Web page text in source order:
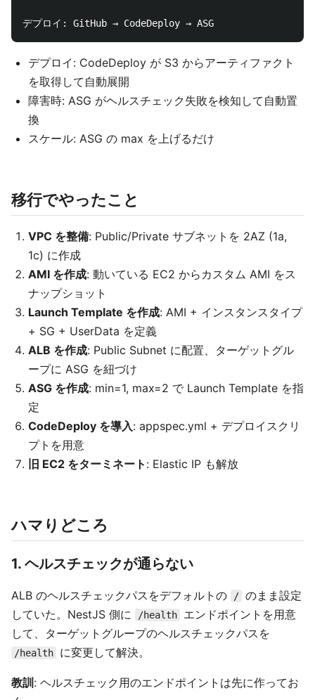
デプロイ: CodeDeploy が S3 からアーティファクト
を取得して自動展開
障害時: ASG がヘルスチェック失敗を検知して自動置
換
スケール: ASG の max を上げるだけ
移行でやったこと
VPC を整備: Public/Private サブネットを 2AZ (1a,
1c) に作成
AMI を作成: 動いている EC2 からカスタム AMI をス
ナップショット
Launch Template を作成: AMI + インスタンスタイプ
+ SG + UserData を定義
ALB を作成: Public Subnet に配置、ターゲットグル
ープに ASG を紐づけ
ASG を作成: min=1, max=2 で Launch Template を指
定
CodeDeploy を導入: appspec.yml + デプロイスクリ
プトを用意
旧 EC2 をターミネート : Elastic IP も解放
ハマりどころ
1. ヘルスチェックが通らない
ALB のヘルスチェックパスをデフォルトの / のまま設定
していた。NestJS 側に
/health
エンドポイントを用意
して、ターゲットグループのヘルスチェックパスを
/health に変更して解決。
教訓 : ヘルスチェック用のエンドポイントは先に作ってお